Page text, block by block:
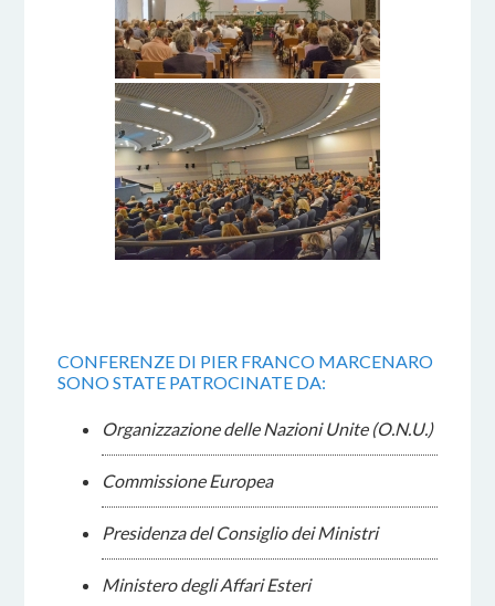
CONFERENZE DI PIER FRANCO MARCENARO
SONO STATE PATROCINATE DA:
Organizzazione delle Nazioni Unite (O.N.U.)
Commissione Europea
Presidenza del Consiglio dei Ministri
Ministero degli Affari Esteri